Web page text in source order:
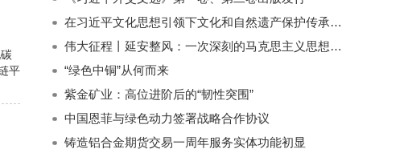
平
在习近平文化思想引领下文化和自然遗产保护传承利用工作开创新局面
伟大征程丨延安整风：一次深刻的马克思主义思想教育运动
“绿色中铜”从何而来
紫金矿业：高位进阶后的“韧性突围”
中国恩菲与绿色动力签署战略合作协议
铸造铝合金期货交易一周年服务实体功能初显